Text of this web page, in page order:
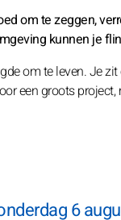
om te zeggen,
kunnen je
om te leven. Je
een groots
6